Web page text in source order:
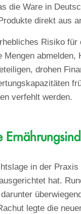
die Ware in
direkt aus
Risiko
drohen
verfehlt werden.
in der
hat.
legte die